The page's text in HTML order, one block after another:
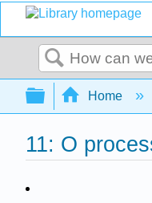
Search
Expand/
Home
11: O